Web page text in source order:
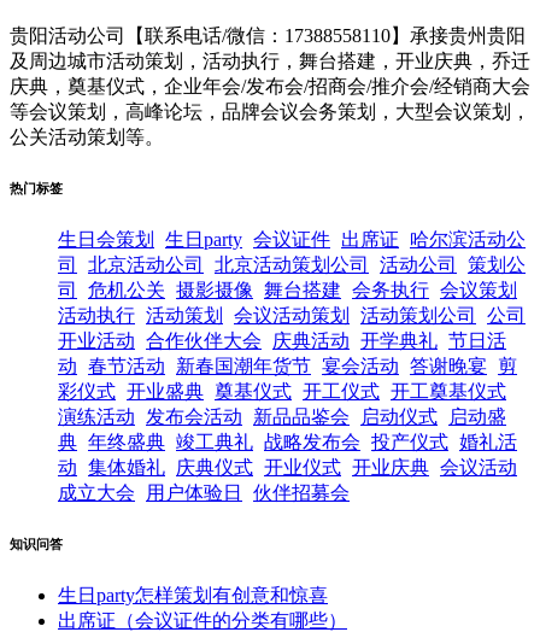
贵阳活动公司【联系电话/微信：17388558110】承接贵州贵阳
及周边城市活动策划，活动执行，舞台搭建，开业庆典，乔迁
庆典，奠基仪式，企业年会/发布会/招商会/推介会/经销商大会
等会议策划，高峰论坛，品牌会议会务策划，大型会议策划，
公关活动策划等。
热门标签
生日会策划 生日party 会议证件 出席证
哈尔滨活动公
司
北京活动公司 北京活动策划公司 活动公司
策划公
司
危机公关 摄影摄像 舞台搭建 会务执行 会议策划
活动执行 活动策划 会议活动策划 活动策划公司
公司
开业活动 合作伙伴大会 庆典活动 开学典礼 节日活
动 春节活动 新春国潮年货节 宴会活动 答谢晚宴 剪
彩仪式 开业盛典 奠基仪式 开工仪式 开工奠基仪式
演练活动
发布会活动 新品品鉴会 启动仪式
启动盛
典 年终盛典 竣工典礼 战略发布会 投产仪式 婚礼活
动 集体婚礼 庆典仪式 开业仪式 开业庆典 会议活动
成立大会
用户体验日 伙伴招募会
知识问答
生日party怎样策划有创意和惊喜
出席证（会议证件的分类有哪些）